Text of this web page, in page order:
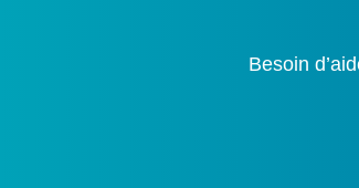
Besoin